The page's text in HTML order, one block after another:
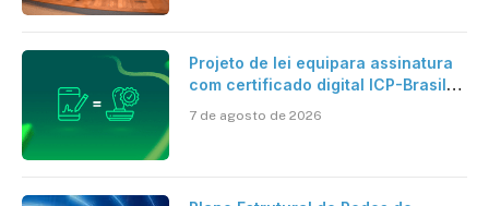
Projeto de lei equipara assinatura
com certificado digital ICP-Brasil
cartório
7 de agosto de 2026